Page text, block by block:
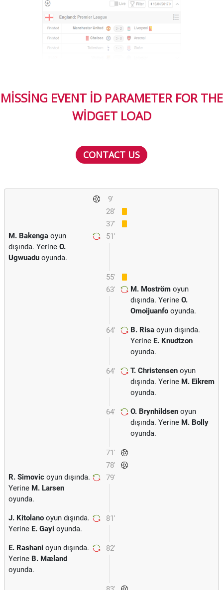
MISSING EVENT ID PARAMETER FOR THE
WIDGET LOAD
CONTACT US
9'
28'
37'
51'
M. Bakenga oyun
dışında. Yerine O.
Ugwuadu oyunda.
55'
63'
M. Moström oyun
dışında. Yerine O.
Omoijuanfo oyunda.
64' B. Risa oyun dışında.
Yerine E. Knudtzon
oyunda.
64' T. Christensen oyun
dışında. Yerine M. Eikrem
oyunda.
64' O. Brynhildsen oyun
dışında. Yerine M. Bolly
oyunda.
71'
78'
79'
R. Simovic oyun dışında.
Yerine M. Larsen
oyunda.
81'
J. Kitolano oyun dışında.
Yerine E. Gayi oyunda.
82'
E. Rashani oyun dışında.
Yerine B. Mæland
oyunda.